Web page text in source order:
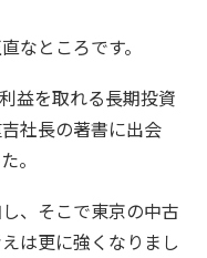
なところです。
益を取れる長期投資
社長の著書に出会
。
、そこで東京の中古
は更に強くなりまし